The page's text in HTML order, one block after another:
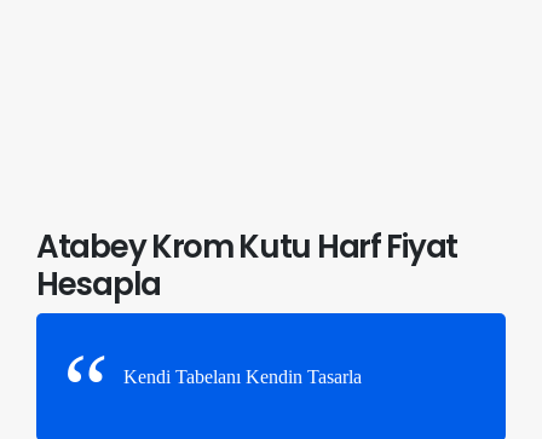
Atabey Krom Kutu Harf Fiyat
Hesapla
Kendi Tabelanı Kendin Tasarla